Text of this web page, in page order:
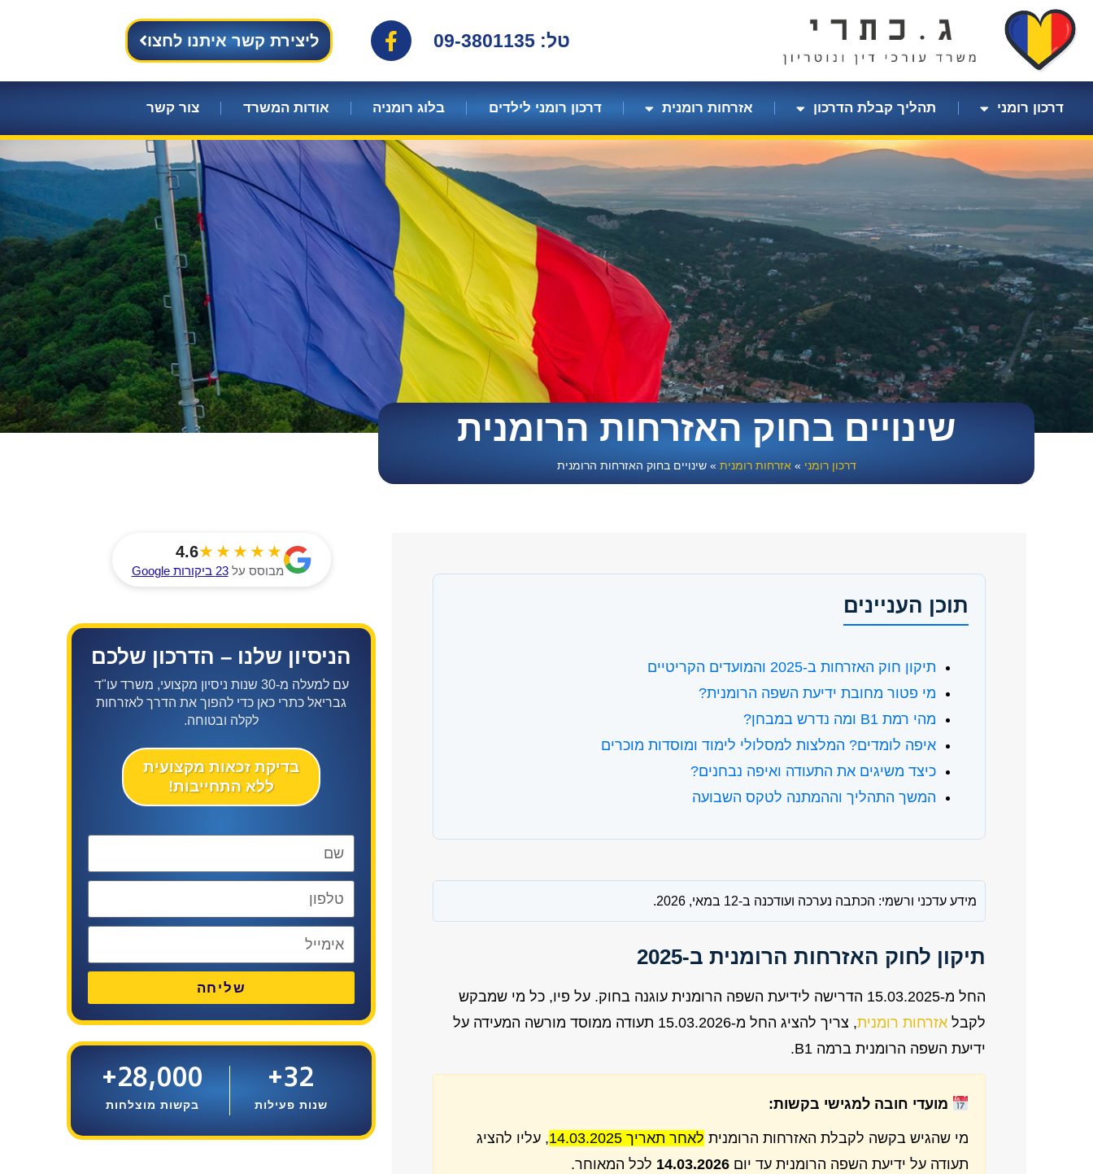
לתוכן
טל: 09-3801135 ליצירת קשר איתנו לחצו
דרכון רומני תהליך קבלת הדרכון אזרחות רומנית דרכון רומני לילדים בלוג רומניה אודות המשרד צור קשר
שינויים בחוק האזרחות הרומנית
דרכון רומני »אזרחות רומנית »שינויים בחוק האזרחות הרומנית
תוכן העניינים
תיקון חוק האזרחות ב-2025 והמועדים הקריטיים
מי פטור מחובת ידיעת השפה הרומנית?
מהי רמת B1 ומה נדרש במבחן?
איפה לומדים? המלצות למסלולי לימוד ומוסדות מוכרים
כיצד משיגים את התעודה ואיפה נבחנים?
המשך התהליך וההמתנה לטקס השבועה
מידע עדכני ורשמי: הכתבה נערכה ועודכנה ב-12 במאי, 2026.
תיקון לחוק האזרחות הרומנית ב-2025
החל מ-15.03.2025 הדרישה לידיעת השפה הרומנית עוגנה בחוק. על פיו, כל מי שמבקש
לקבל אזרחות רומנית
, צריך להציג החל מ-15.03.2026 תעודה ממוסד מורשה המעידה על
ידיעת השפה הרומנית ברמה B1.
מועדי חובה למגישי בקשות:
מי שהגיש בקשה לקבלת האזרחות הרומנית לאחר תאריך 14.03.2025
, עליו להציג
תעודה על ידיעת השפה הרומנית עד יום 14.03.2026 לכל המאוחר.
4.6★★★★★
מבוסס על23 ביקורות Google
הניסיון שלנו – הדרכון שלכם
עם למעלה מ-30 שנות ניסיון מקצועי, משרד עו"ד
גבריאל כתרי כאן כדי להפוך את הדרך לאזרחות
לקלה ובטוחה.
בדיקת זכאות מקצועית
ללא התחייבות!
שליחה
שנות פעילות
32
+ בקשות מוצלחות
28,000
+